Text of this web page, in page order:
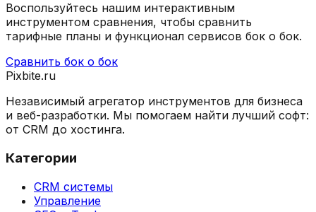
Воспользуйтесь нашим интерактивным
инструментом сравнения, чтобы сравнить
тарифные планы и функционал сервисов бок о бок.
Сравнить бок о бок
Pixbite.ru
Независимый агрегатор инструментов для бизнеса
и веб-разработки. Мы помогаем найти лучший софт:
от CRM до хостинга.
Категории
CRM системы
Управление